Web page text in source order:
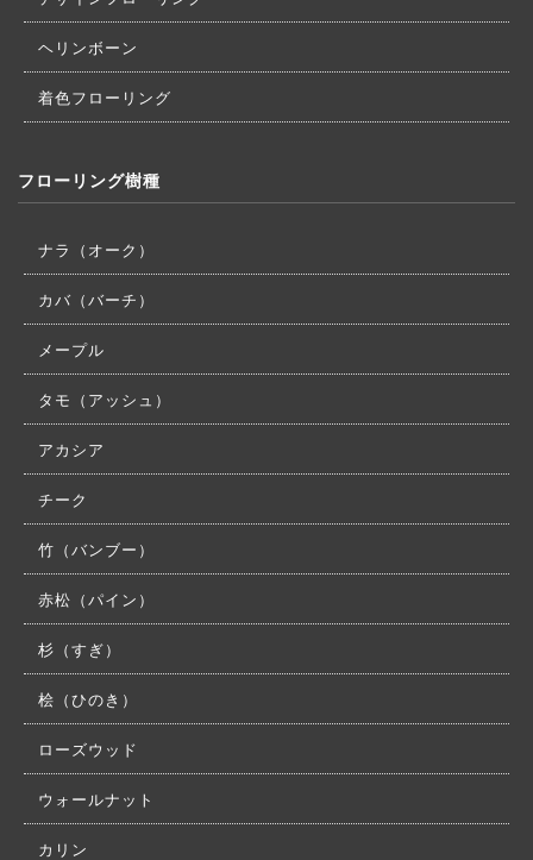
ヘリンボーン
着色フローリング
フローリング樹種
ナラ（オーク）
カバ（バーチ）
メープル
タモ（アッシュ）
アカシア
チーク
竹（バンブー）
赤松（パイン）
杉（すぎ）
桧（ひのき）
ローズウッド
ウォールナット
カリン